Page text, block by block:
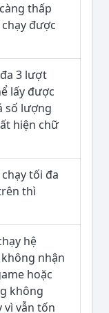
thấp
được
3 lượt
lấy được
số lượng
hiện chữ
tối đa
thì
hệ
nhận
hoặc
không
vẫn tốn